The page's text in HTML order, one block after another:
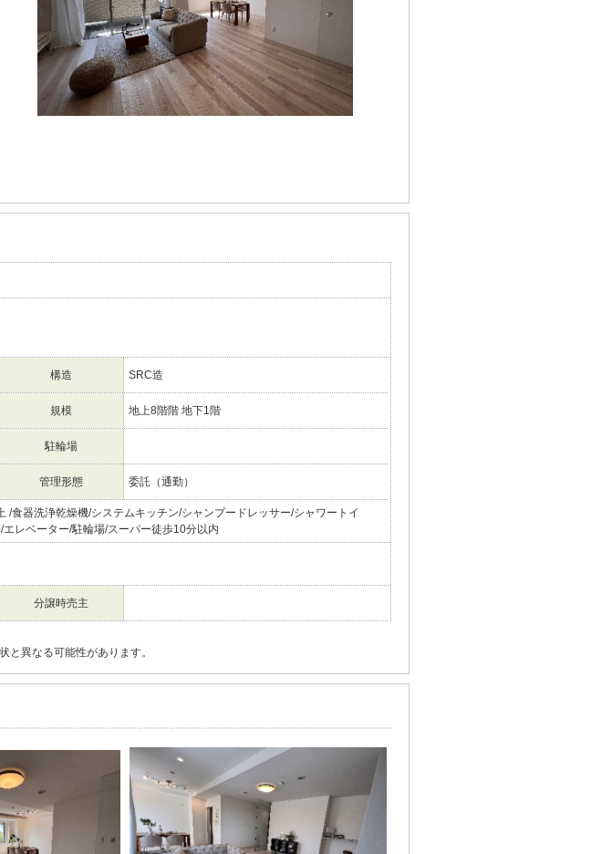
構造 SRC造
規模 地上8階階 地下1階
駐輪場
管理形態 委託（通勤）
食器洗浄乾燥機/システムキッチン/シャンプードレッサー/シャワートイ
レベーター/駐輪場/スーパー徒歩10分以内
分譲時売主
異なる可能性があります。